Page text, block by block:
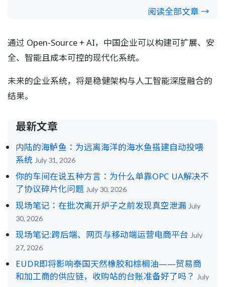
阅读全部文章 →
通过 Open‑Source + AI，中国企业可以构建可扩展、安
全、智能且成本可控的现代化系统。
未来的企业系统，将是稳健架构与人工智能深度融合的
结果。
最新文章
内陆的海鲈鱼：为远离海洋的海水鱼搭建自动投喂
系统 July 31, 2026
你的车间在说五种方言：为什么单靠OPC UA解决不
了协议碎片化问题 July 30, 2026
现场笔记：在批次离开炉子之前发现真空泄漏 July
30, 2026
现场笔记:跨后端、网页与移动端运营电商平台 July
27, 2026
EUDR即将影响泰国天然橡胶和棕榈油——贸易商
和加工商的供应链，收购站的台账准备好了吗？
July